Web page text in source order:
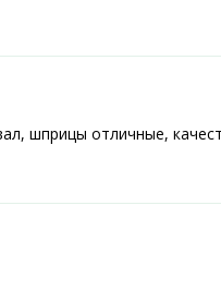
шприцы отличные,